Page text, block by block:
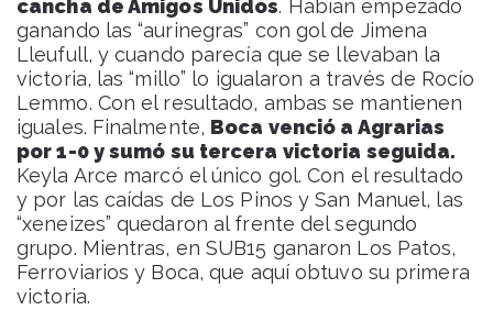
cancha de Amigos Unidos. Habían empezado
ganando las “aurinegras” con gol de Jimena
Lleufull, y cuando parecía que se llevaban la
victoria, las “millo” lo igualaron a través de Rocío
Lemmo. Con el resultado, ambas se mantienen
iguales. Finalmente, Boca venció a Agrarias
por 1-0 y sumó su tercera victoria seguida.
Keyla Arce marcó el único gol. Con el resultado
y por las caídas de Los Pinos y San Manuel, las
“xeneizes” quedaron al frente del segundo
grupo. Mientras, en SUB15 ganaron Los Patos,
Ferroviarios y Boca, que aquí obtuvo su primera
victoria.